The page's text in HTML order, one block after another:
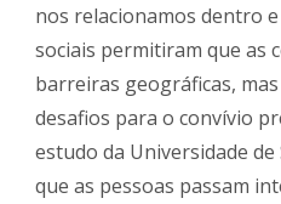
nos relacionamos dentro
sociais permitiram que as
barreiras geográficas,
desafios para o convívio
estudo da Universidade
que as pessoas passam